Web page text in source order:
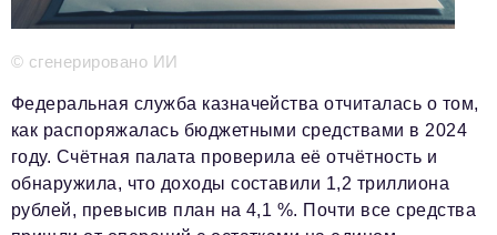
© сгенерировано ИИ
Федеральная служба казначейства отчиталась о том,
как распоряжалась бюджетными средствами в 2024
году. Счётная палата проверила её отчётность и
обнаружила, что доходы составили 1,2 триллиона
рублей, превысив план на 4,1 %. Почти все средства